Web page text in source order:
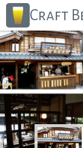
Craft